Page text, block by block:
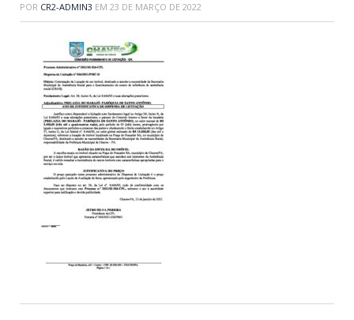
POR CR2-ADMIN3 EM 23 DE MARÇO DE 2022